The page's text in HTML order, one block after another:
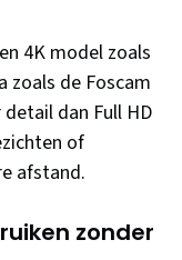
4K model zoals
zoals de Foscam
dan Full HD
of
afstand.
zonder